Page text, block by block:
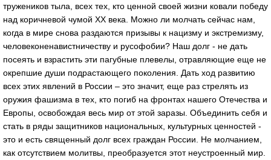
тружеников тыла, всех тех, кто ценной своей жизни ковали победу
над коричневой чумой XX века. Можно ли молчать сейчас нам,
когда в мире снова раздаются призывы к нацизму и экстремизму,
человеконенавистничеству и русофобии? Наш долг - не дать
посеять и взрастить эти пагубные плевелы, отравляющие еще не
окрепшие души подрастающего поколения. Дать ход развитию
всех этих явлений в России – это значит, еще раз стрелять из
оружия фашизма в тех, кто погиб на фронтах нашего Отечества и
Европы, освобождая весь мир от этой заразы. Объединить себя и
стать в ряды защитников национальных, культурных ценностей -
это и есть священный долг всех граждан России. Не молчанием,
как отсутствием молитвы, преобразуется этот неустроенный мир.